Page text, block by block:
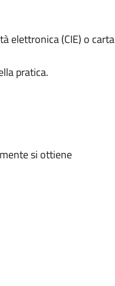
elettronica (CIE) o carta
pratica.
si ottiene